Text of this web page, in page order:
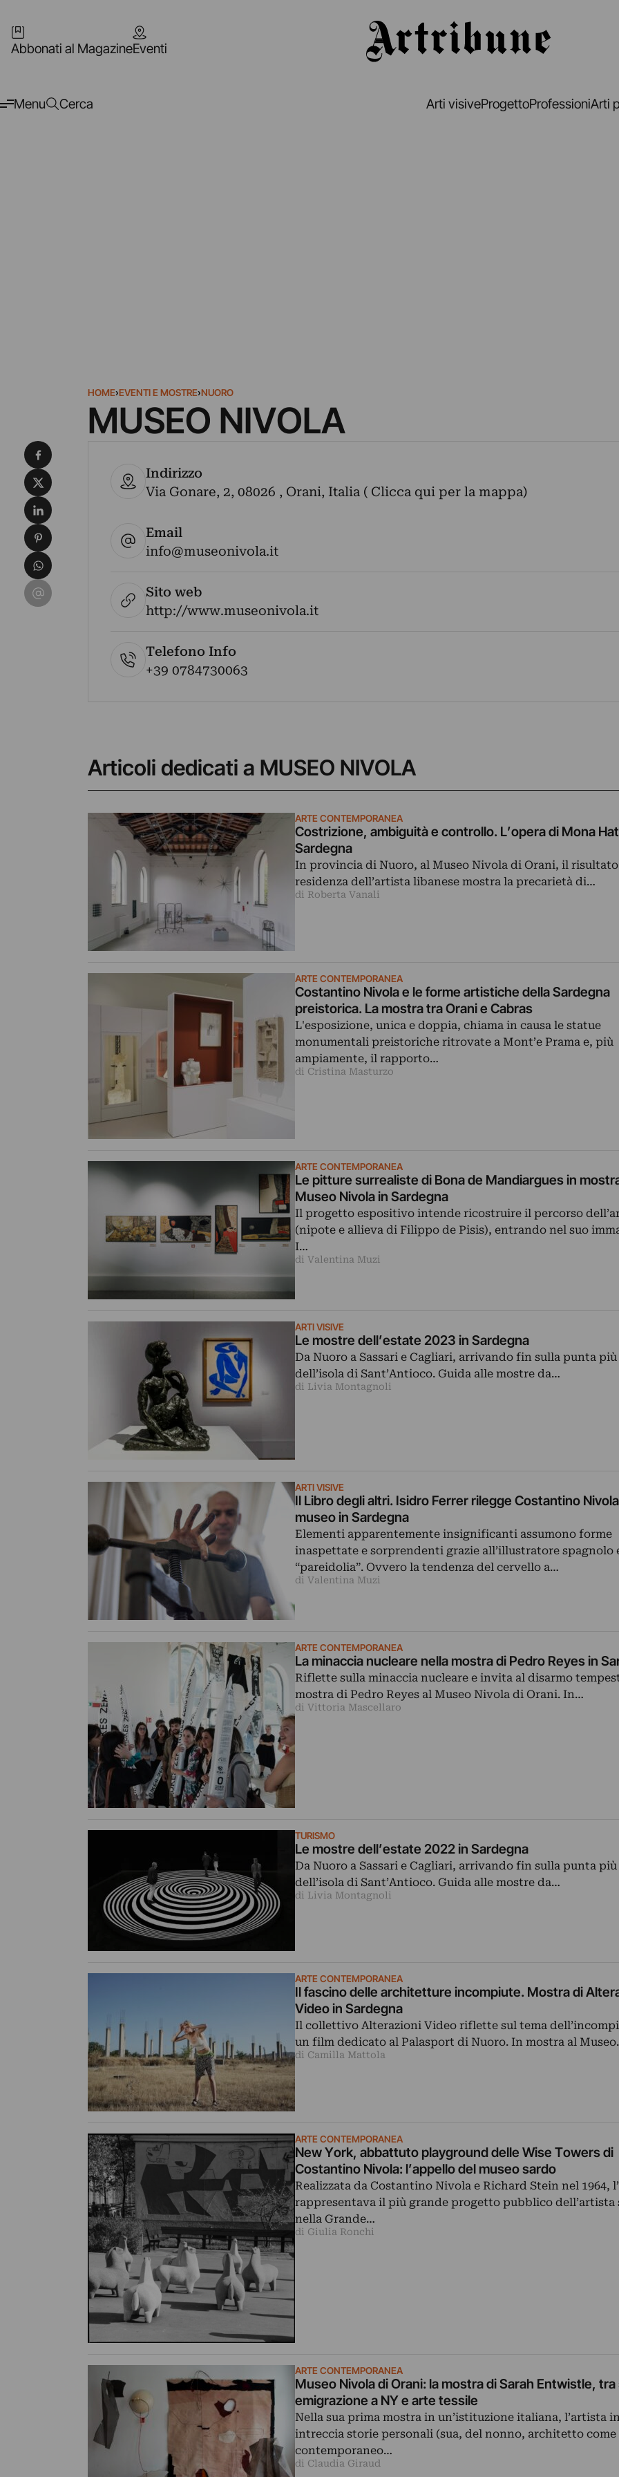
Abbonati al MagazineEventi
Menu Cerca Arti visiveProgettoProfessioniArti
HOME›EVENTI E MOSTRE›NUORO
MUSEO NIVOLA
Indirizzo
Via Gonare, 2, 08026 , Orani, Italia ( Clicca qui per la mappa)
Email
info@museonivola.it
Sito web
http://www.museonivola.it
Telefono Info
+39 0784730063
Articoli dedicati a MUSEO NIVOLA
ARTE CONTEMPORANEA
Costrizione, ambiguità e controllo. L’opera di Mona
Sardegna
In provincia di Nuoro, al Museo Nivola di Orani, il
residenza dell’artista libanese mostra la precarietà di…
di Roberta Vanali
ARTE CONTEMPORANEA
Costantino Nivola e le forme artistiche della Sardegna
preistorica. La mostra tra Orani e Cabras
L'esposizione, unica e doppia, chiama in causa le statue
monumentali preistoriche ritrovate a Mont’e Prama e, più
ampiamente, il rapporto…
di Cristina Masturzo
ARTE CONTEMPORANEA
Le pitture surrealiste di Bona de Mandiargues in
Museo Nivola in Sardegna
Il progetto espositivo intende ricostruire il percorso
(nipote e allieva di Filippo de Pisis), entrando nel suo
I…
di Valentina Muzi
ARTI VISIVE
Le mostre dell’estate 2023 in Sardegna
Da Nuoro a Sassari e Cagliari, arrivando fin sulla punta
dell’isola di Sant’Antioco. Guida alle mostre da…
di Livia Montagnoli
ARTI VISIVE
Il Libro degli altri. Isidro Ferrer rilegge Costantino
museo in Sardegna
Elementi apparentemente insignificanti assumono forme
inaspettate e sorprendenti grazie all’illustratore spagnolo
“pareidolia”. Ovvero la tendenza del cervello a…
di Valentina Muzi
ARTE CONTEMPORANEA
La minaccia nucleare nella mostra di Pedro Reyes in
Riflette sulla minaccia nucleare e invita al disarmo
mostra di Pedro Reyes al Museo Nivola di Orani. In…
di Vittoria Mascellaro
TURISMO
Le mostre dell’estate 2022 in Sardegna
Da Nuoro a Sassari e Cagliari, arrivando fin sulla punta
dell’isola di Sant’Antioco. Guida alle mostre da…
di Livia Montagnoli
ARTE CONTEMPORANEA
Il fascino delle architetture incompiute. Mostra di
Video in Sardegna
Il collettivo Alterazioni Video riflette sul tema
un film dedicato al Palasport di Nuoro. In mostra al
di Camilla Mattola
ARTE CONTEMPORANEA
New York, abbattuto playground delle Wise Towers di
Costantino Nivola: l’appello del museo sardo
Realizzata da Costantino Nivola e Richard Stein nel 1964,
rappresentava il più grande progetto pubblico dell’artista
nella Grande…
di Giulia Ronchi
ARTE CONTEMPORANEA
Museo Nivola di Orani: la mostra di Sarah Entwistle,
emigrazione a NY e arte tessile
Nella sua prima mostra in un’istituzione italiana, l’artista
intreccia storie personali (sua, del nonno, architetto come
contemporaneo…
di Claudia Giraud
Condividi su Facebook
Condividi su X
Condividi su LinkedIn
Condividi su Pinterest
Condividi su WhatsApp
Condividi su Email